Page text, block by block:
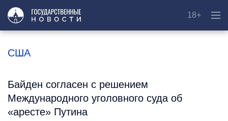
18+
США
Байден согласен с решением
Международного уголовного суда об
«аресте» Путина